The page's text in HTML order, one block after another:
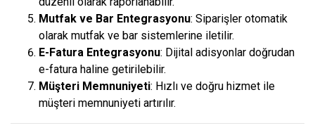
Mutfak ve Bar Entegrasyonu: Siparişler otomatik
olarak mutfak ve bar sistemlerine iletilir.
E-Fatura Entegrasyonu: Dijital adisyonlar doğrudan
e-fatura haline getirilebilir.
Müşteri Memnuniyeti: Hızlı ve doğru hizmet ile
müşteri memnuniyeti artırılır.